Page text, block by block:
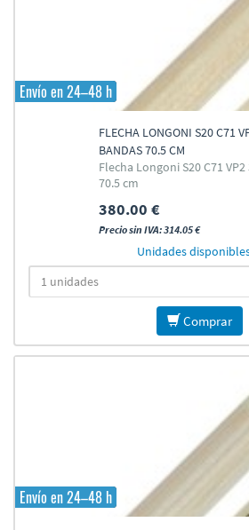
Envío en 24–48 h
FLECHA LONGONI S20 C71
BANDAS 70.5 CM
Flecha Longoni S20 C71
70.5 cm
380.00 €
Precio sin IVA: 314.05 €
Unidades
Comprar
Envío en 24–48 h